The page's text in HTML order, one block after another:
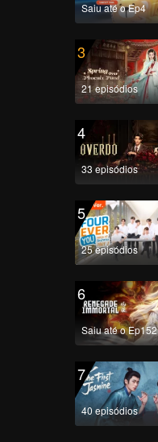
Saiu até o Ep4
3
21 episódios
4
33 episódios
5
25 episódios
6
Saiu até o Ep152
7
40 episódios